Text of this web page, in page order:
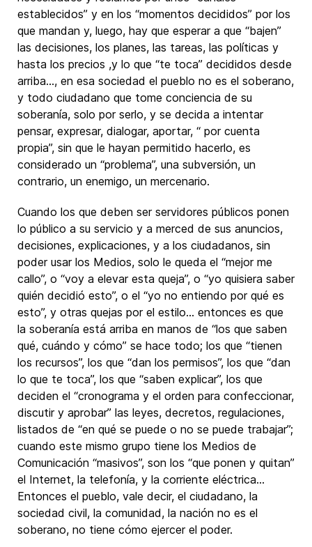
establecidos” y en los “momentos decididos” por los
que mandan y, luego, hay que esperar a que “bajen”
las decisiones, los planes, las tareas, las políticas y
hasta los precios ,y lo que “te toca” decididos desde
arriba…, en esa sociedad el pueblo no es el soberano,
y todo ciudadano que tome conciencia de su
soberanía, solo por serlo, y se decida a intentar
pensar, expresar, dialogar, aportar, “ por cuenta
propia”, sin que le hayan permitido hacerlo, es
considerado un “problema”, una subversión, un
contrario, un enemigo, un mercenario.
Cuando los que deben ser servidores públicos ponen
lo público a su servicio y a merced de sus anuncios,
decisiones, explicaciones, y a los ciudadanos, sin
poder usar los Medios, solo le queda el “mejor me
callo”, o “voy a elevar esta queja”, o “yo quisiera saber
quién decidió esto”, o el “yo no entiendo por qué es
esto”, y otras quejas por el estilo… entonces es que
la soberanía está arriba en manos de “los que saben
qué, cuándo y cómo” se hace todo; los que “tienen
los recursos”, los que “dan los permisos”, los que “dan
lo que te toca”, los que “saben explicar”, los que
deciden el “cronograma y el orden para confeccionar,
discutir y aprobar” las leyes, decretos, regulaciones,
listados de “en qué se puede o no se puede trabajar”;
cuando este mismo grupo tiene los Medios de
Comunicación “masivos”, son los “que ponen y quitan”
el Internet, la telefonía, y la corriente eléctrica…
Entonces el pueblo, vale decir, el ciudadano, la
sociedad civil, la comunidad, la nación no es el
soberano, no tiene cómo ejercer el poder.